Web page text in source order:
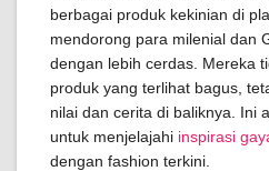
berbagai produk kekinian di
mendorong para milenial dan
dengan lebih cerdas. Mereka
produk yang terlihat bagus,
nilai dan cerita di baliknya. Ini
untuk menjelajahi inspirasi
dengan fashion terkini.